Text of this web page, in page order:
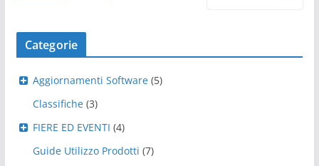
Categorie
Aggiornamenti Software (5)
Classifiche (3)
FIERE ED EVENTI (4)
Guide Utilizzo Prodotti (7)